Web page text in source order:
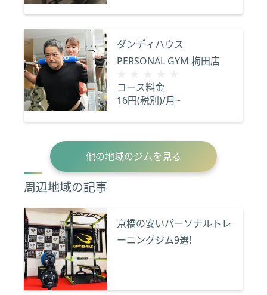
ダンディハウス
PERSONAL GYM 梅田店
コース料金
16円(税別)/月~
他の地域のジムを見る
周辺地域の記事
京橋の安いパーソナルトレ
ーニングジム9選!